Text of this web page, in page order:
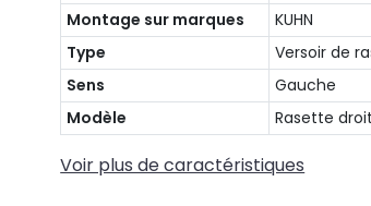
Montage sur marques
KUHN
Type
Versoir de
Sens
Gauche
Modèle
Rasette
Voir plus de caractéristiques